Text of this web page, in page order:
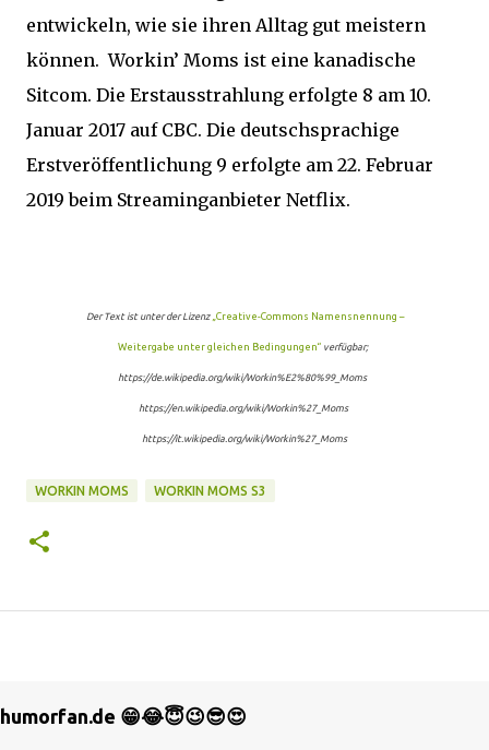
entwickeln, wie sie ihren Alltag gut meistern
können. Workin’ Moms ist eine kanadische
Sitcom. Die Erstausstrahlung erfolgte 8 am 10.
Januar 2017 auf CBC. Die deutschsprachige
Erstveröffentlichung 9 erfolgte am 22. Februar
2019 beim Streaminganbieter Netflix.
Der Text ist unter der Lizenz „Creative-Commons Namensnennung –
Weitergabe unter gleichen Bedingungen“verfügbar;
https://de.wikipedia.org/wiki/Workin%E2%80%99_Moms
https://en.wikipedia.org/wiki/Workin%27_Moms
https://it.wikipedia.org/wiki/Workin%27_Moms
WORKIN MOMS WORKIN MOMS S3
humorfan.de 😁😂😇😉😎😍